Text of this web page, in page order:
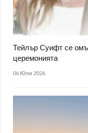
Тейлър Суифт се
церемонията
06 Юли 2026